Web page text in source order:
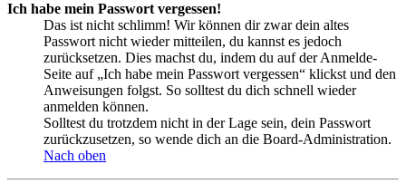
Ich habe mein Passwort vergessen!
Das ist nicht schlimm! Wir können dir zwar dein altes
Passwort nicht wieder mitteilen, du kannst es jedoch
zurücksetzen. Dies machst du, indem du auf der Anmelde-
Seite auf „Ich habe mein Passwort vergessen“ klickst und den
Anweisungen folgst. So solltest du dich schnell wieder
anmelden können.
Solltest du trotzdem nicht in der Lage sein, dein Passwort
zurückzusetzen, so wende dich an die Board-Administration.
Nach oben